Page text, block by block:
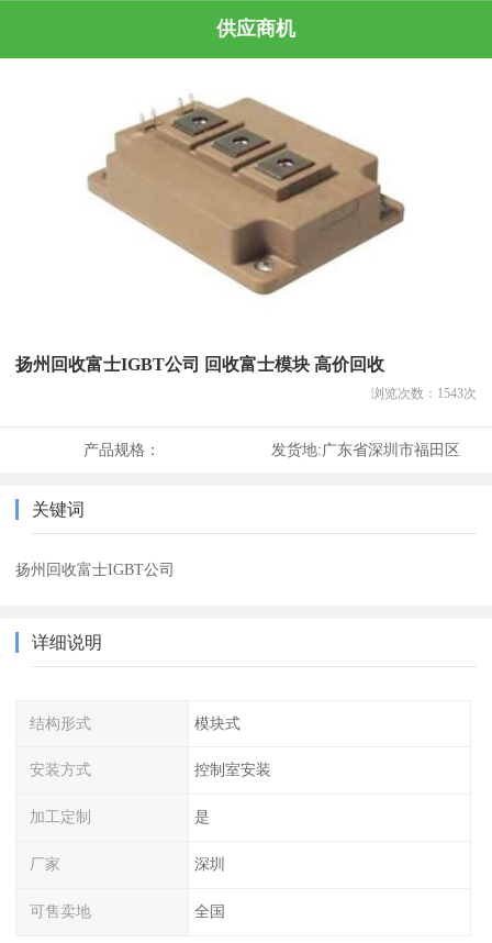
供应商机
扬州回收富士IGBT公司 回收富士模块 高价回收
浏览次数： 1543次
产品规格： 发货地:广东省深圳市福田区
关键词
扬州回收富士IGBT公司
详细说明
结构形式 模块式
安装方式 控制室安装
加工定制 是
厂家 深圳
可售卖地 全国